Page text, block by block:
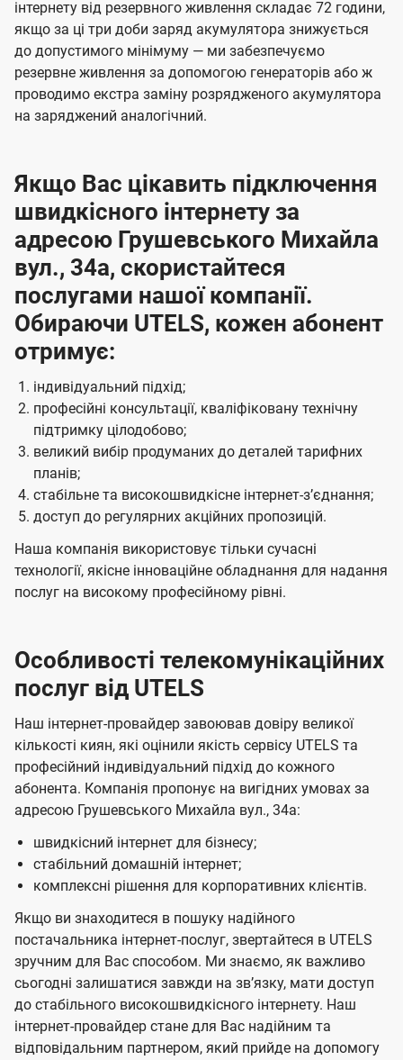
інтернету від резервного живлення складає 72 години,
якщо за ці три доби заряд акумулятора знижується
до допустимого мінімуму — ми забезпечуємо
резервне живлення за допомогою генераторів або ж
проводимо екстра заміну розрядженого акумулятора
на заряджений аналогічний.
Якщо Вас цікавить підключення
швидкісного інтернету за
адресою Грушевського Михайла
вул., 34а, скористайтеся
послугами нашої компанії.
Обираючи UTELS, кожен абонент
отримує:
індивідуальний підхід;
професійні консультації, кваліфіковану технічну
підтримку цілодобово;
великий вибір продуманих до деталей тарифних
планів;
стабільне та високошвидкісне інтернет-зʼєднання;
доступ до регулярних акційних пропозицій.
Наша компанія використовує тільки сучасні
технології, якісне інноваційне обладнання для надання
послуг на високому професійному рівні.
Особливості телекомунікаційних
послуг від UTELS
Наш інтернет-провайдер завоював довіру великої
кількості киян, які оцінили якість сервісу UTELS та
професійний індивідуальний підхід до кожного
абонента. Компанія пропонує на вигідних умовах за
адресою Грушевського Михайла вул., 34а:
швидкісний інтернет для бізнесу;
стабільний домашній інтернет;
комплексні рішення для корпоративних клієнтів.
Якщо ви знаходитеся в пошуку надійного
постачальника інтернет-послуг, звертайтеся в UTELS
зручним для Вас способом. Ми знаємо, як важливо
сьогодні залишатися завжди на звʼязку, мати доступ
до стабільного високошвидкісного інтернету. Наш
інтернет-провайдер стане для Вас надійним та
відповідальним партнером, який прийде на допомогу